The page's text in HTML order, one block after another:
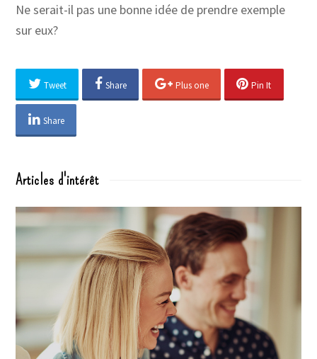
Ne serait-il pas une bonne idée de prendre exemple
sur eux?
Tweet Share Plus one Pin It
Share
Articles d'intérêt